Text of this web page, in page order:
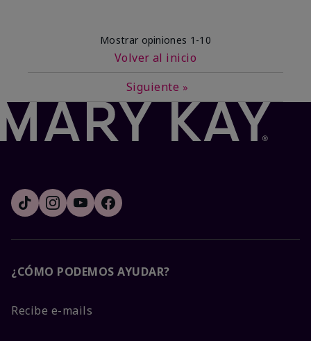
Mostrar opiniones 1-10
Volver al inicio
Siguiente »
¿CÓMO PODEMOS AYUDAR?
Recibe e-mails